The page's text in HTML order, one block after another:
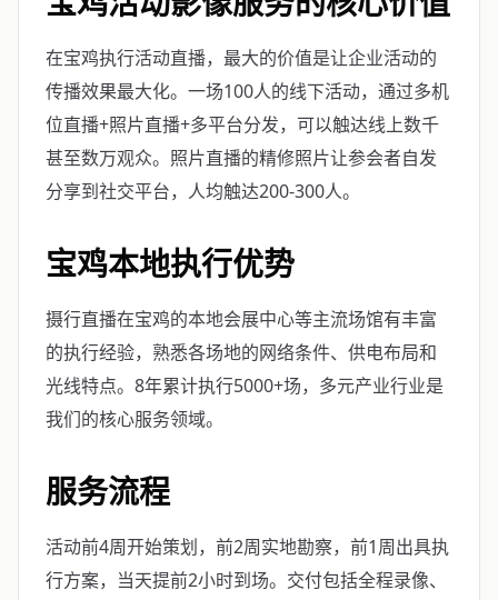
在宝鸡执行活动直播，最大的价值是让企业活动的
传播效果最大化。一场100人的线下活动，通过多机
位直播+照片直播+多平台分发，可以触达线上数千
甚至数万观众。照片直播的精修照片让参会者自发
分享到社交平台，人均触达200-300人。
宝鸡本地执行优势
摄行直播在宝鸡的本地会展中心等主流场馆有丰富
的执行经验，熟悉各场地的网络条件、供电布局和
光线特点。8年累计执行5000+场，多元产业行业是
我们的核心服务领域。
服务流程
活动前4周开始策划，前2周实地勘察，前1周出具执
行方案，当天提前2小时到场。交付包括全程录像、